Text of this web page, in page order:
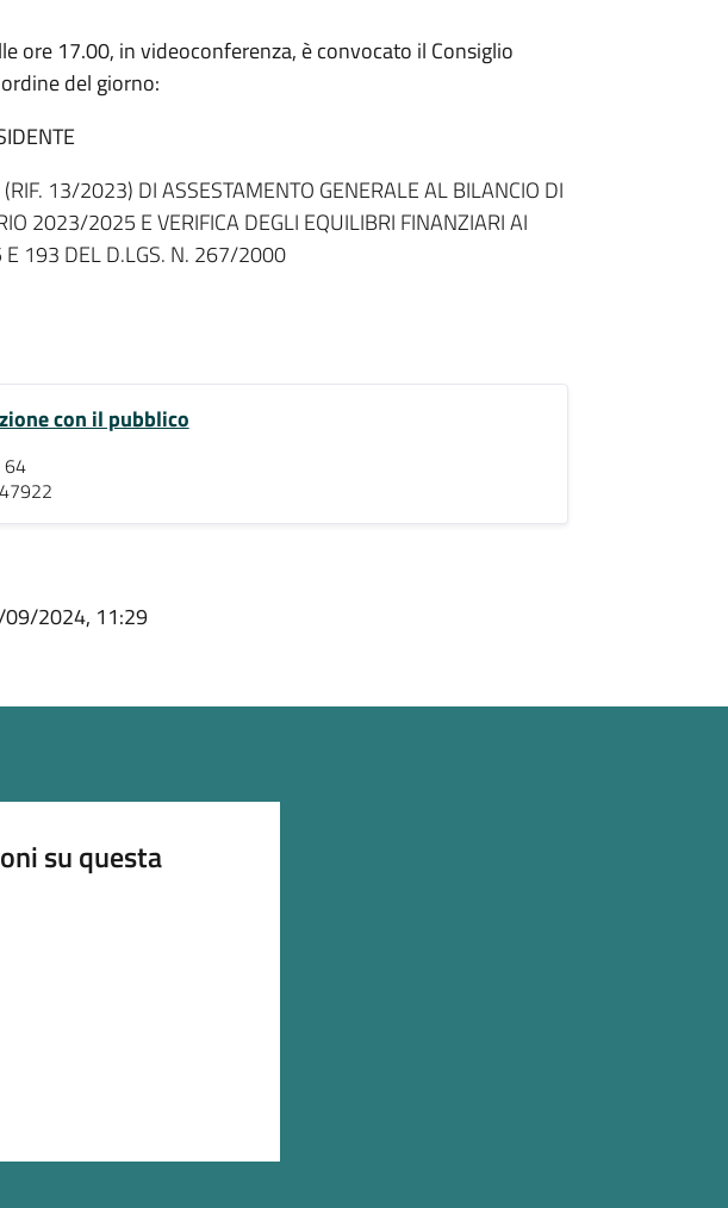
ore 17.00, in videoconferenza, è convocato il Consiglio
del giorno:
13/2023) DI ASSESTAMENTO GENERALE AL BILANCIO DI
2023/2025 E VERIFICA DEGLI EQUILIBRI FINANZIARI AI
E 193 DEL D.LGS. N. 267/2000
con il pubblico
64
2024, 11:29
su questa